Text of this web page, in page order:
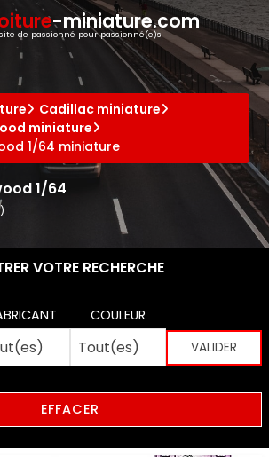
-miniature.com
de passionné pour passionné(e)s
Cadillac miniature
miniature
1/64 miniature
1/64
VOTRE RECHERCHE
COULEUR
EFFACER